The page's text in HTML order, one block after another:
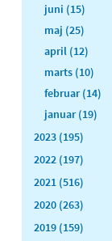
juni (15)
maj (25)
april (12)
marts (10)
februar (14)
januar (19)
2023 (195)
2022 (197)
2021 (516)
2020 (263)
2019 (159)